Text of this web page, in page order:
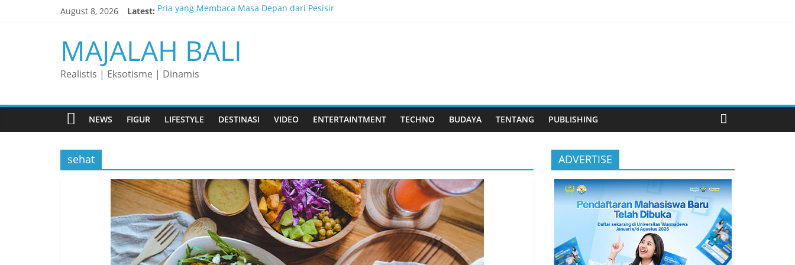
August 8, 2026 Latest: Pria yang Membaca Masa Depan dari Pesisir
Lelaki yang Mengubah Garis Menjadi Masa Depan
Matahari yang Lahir di Pulau Dewata
Perjalanan Panjang di Balik Rasa yang Dicintai Banyak Orang
MAJALAH BALI
Realistis | Eksotisme | Dinamis
NEWS FIGUR LIFESTYLE DESTINASI VIDEO ENTERTAINTMENT TECHNO BUDAYA TENTANG PUBLISHING
sehat ADVERTISE